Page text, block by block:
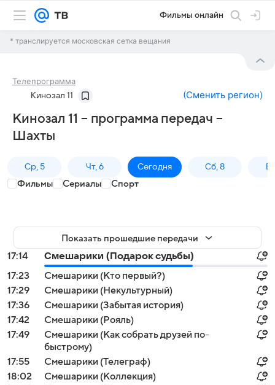
Фильмы онлайн
* транслируется московская сетка вещания
Телепрограмма
Кинозал 11 (Сменить регион)
Кинозал 11 – программа передач –
Шахты
Ср, 5 Чт, 6 Сегодня Сб, 8
Фильмы Сериалы Спорт
Показать прошедшие передачи
17:14
Смешарики (Подарок судьбы)
17:23
Смешарики (Кто первый?)
17:29
Смешарики (Некультурный)
17:36
Смешарики (Забытая история)
17:42
Смешарики (Рояль)
17:49
Смешарики (Как собрать друзей по-
быстрому)
17:55
Смешарики (Телеграф)
18:02
Смешарики (Коллекция)